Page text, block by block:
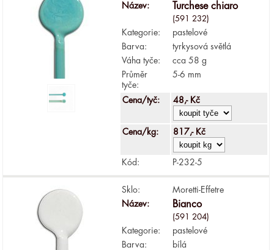
Název:
Turchese chiaro
(591 232)
Kategorie:
pastelové
Barva:
tyrkysová světlá
Váha tyče:
cca 58 g
Průměr
tyče:
5-6 mm
Cena/tyč: 48,- Kč
Cena/kg: 817,- Kč
Kód: P-232-5
Sklo:
Moretti-Effetre
Název:
Bianco
(591 204)
Kategorie:
pastelové
Barva:
bílá